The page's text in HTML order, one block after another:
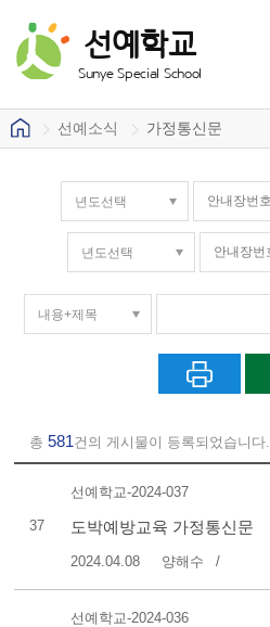
선예학교
Sunye Special School
선예소식 가정통신문
총581건의 게시물이 등록되었습니다.
37
선예학교-2024-037
도박예방교육 가정통신문
2024.04.08 양해수
선예학교-2024-036